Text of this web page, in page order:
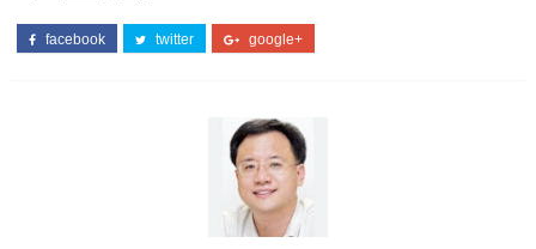
facebook twitter google+